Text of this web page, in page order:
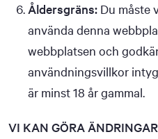
Åldersgräns: Du måste
använda denna
webbplatsen och
användningsvillkor
är minst 18 år gammal.
VI KAN GÖRA